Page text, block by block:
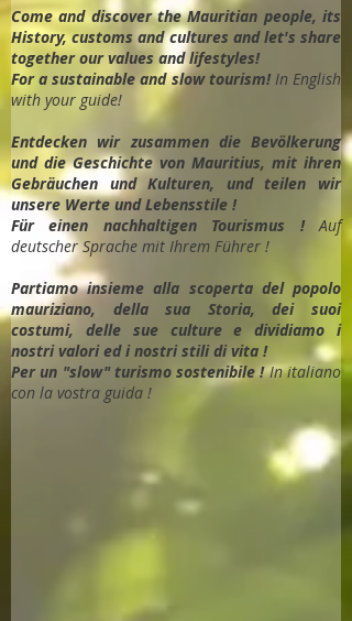
Come and discover the Mauritian people, its
History, customs and cultures and let's share
together our values and lifestyles!
For a sustainable and slow tourism! In English
with your guide!
Entdecken wir zusammen die Bevölkerung
und die Geschichte von Mauritius, mit ihren
Gebräuchen und Kulturen, und teilen wir
unsere Werte und Lebensstile !
Für einen nachhaltigen Tourismus !Auf
deutscher Sprache mit Ihrem Führer !
Partiamo insieme alla scoperta del popolo
mauriziano, della sua Storia, dei suoi
costumi, delle sue culture e dividiamo i
nostri valori ed i nostri stili di vita !
Per un "slow" turismo sostenibile !In italiano
con la vostra guida !